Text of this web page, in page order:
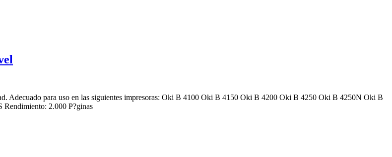
Adecuado para uso en las siguientes impresoras: Oki B 4100 Oki B 4150 Oki B 4200 Oki B 4250 Oki B 4250N Oki B
2.000 P?ginas